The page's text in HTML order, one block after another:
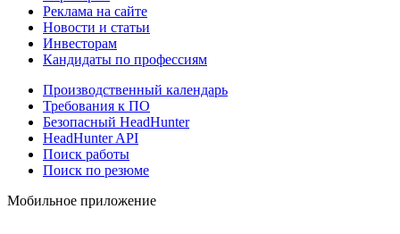
Реклама на сайте
Новости и статьи
Инвесторам
Кандидаты по профессиям
Производственный календарь
Требования к ПО
Безопасный HeadHunter
HeadHunter API
Поиск работы
Поиск по резюме
Мобильное приложение